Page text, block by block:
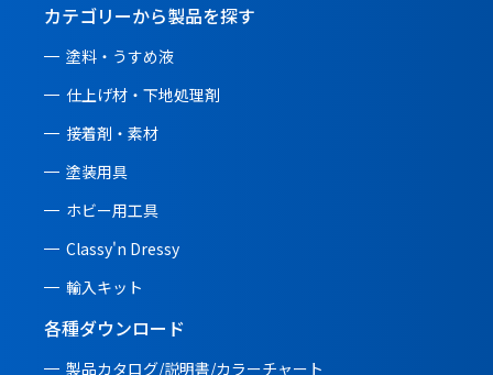
カテゴリーから製品を探す
塗料・うすめ液
仕上げ材・下地処理剤
接着剤・素材
塗装用具
ホビー用工具
Classy'n Dressy
輸入キット
各種ダウンロード
製品カタログ/説明書/カラーチャート